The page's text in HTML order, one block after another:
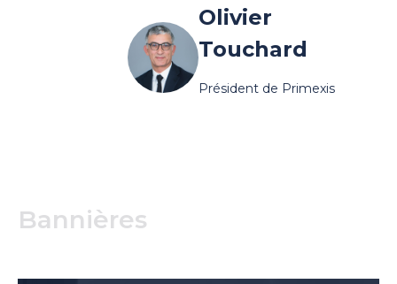
Olivier
Touchard
Président de Primexis
Bannières